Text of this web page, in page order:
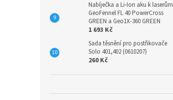
Nabíječka a Li-Ion aku k laserům
GeoFennel FL 40 PowerCross
GREEN a Geo1X-360 GREEN
1 693 Kč
Sada těsnění pro postřikovače
Solo 401,402 (0610207)
260 Kč